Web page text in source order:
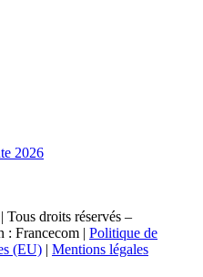
2026
droits réservés –
: Francecom | Politique de
(EU) | Mentions légales